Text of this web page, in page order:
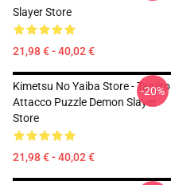
Slayer Store
21,98 € - 40,02 €
Kimetsu No Yaiba Store - Tanjiro
Attacco Puzzle Demon Slayer
Store
21,98 € - 40,02 €
-20%